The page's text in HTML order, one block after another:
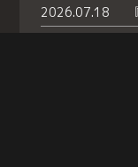
2026.07.18